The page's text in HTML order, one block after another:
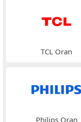
TCL Oran
Philips Oran